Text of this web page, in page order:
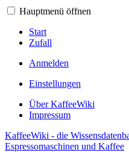
Hauptmenü öffnen
Start
Zufall
Anmelden
Einstellungen
Über KaffeeWiki
Impressum
KaffeeWiki - die
Espressomaschinen und Kaffee